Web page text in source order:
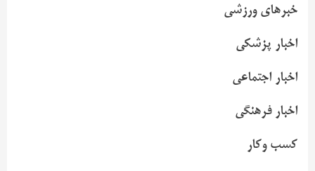
خبرهای ورزشی
اخبار پزشکی
اخبار اجتماعی
اخبار فرهنگی
کسب وکار